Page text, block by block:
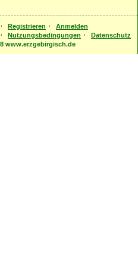
· Registrieren ·
Anmelden
· Nutzungsbedingungen ·
Datenschutz
www.erzgebirgisch.de